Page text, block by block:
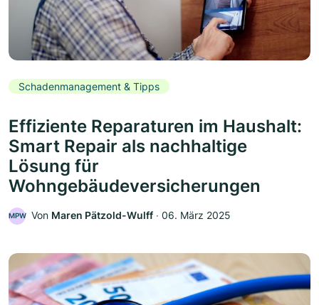
Schadenmanagement & Tipps
Effiziente Reparaturen im Haushalt:
Smart Repair als nachhaltige
Lösung für
Wohngebäudeversicherungen
MPW Von Maren Pätzold-Wulff ‧ 06. März 2025